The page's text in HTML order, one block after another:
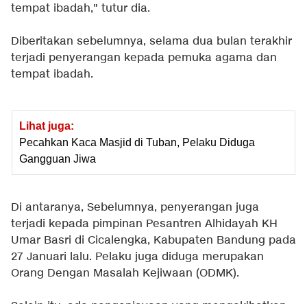
tempat ibadah," tutur dia.
Diberitakan sebelumnya, selama dua bulan terakhir
terjadi penyerangan kepada pemuka agama dan
tempat ibadah.
Lihat juga:
Pecahkan Kaca Masjid di Tuban, Pelaku Diduga
Gangguan Jiwa
Di antaranya, Sebelumnya, penyerangan juga
terjadi kepada pimpinan Pesantren Alhidayah KH
Umar Basri di Cicalengka, Kabupaten Bandung pada
27 Januari lalu. Pelaku juga diduga merupakan
Orang Dengan Masalah Kejiwaan (ODMK).